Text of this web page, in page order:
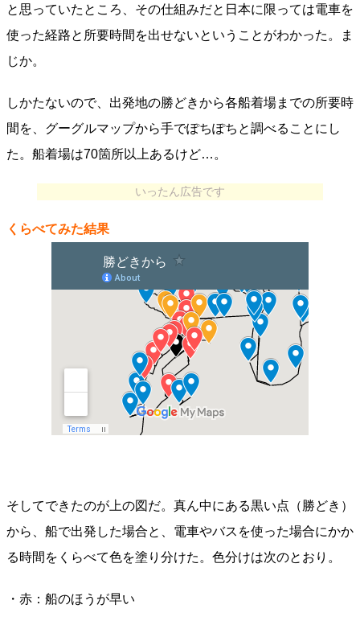
と思っていたところ、その仕組みだと日本に限っては電車を
使った経路と所要時間を出せないということがわかった。ま
じか。
しかたないので、出発地の勝どきから各船着場までの所要時
間を、グーグルマップから手でぽちぽちと調べることにし
た。船着場は70箇所以上あるけど…。
いったん広告です
くらべてみた結果
そしてできたのが上の図だ。真ん中にある黒い点（勝どき）
から、船で出発した場合と、電車やバスを使った場合にかか
る時間をくらべて色を塗り分けた。色分けは次のとおり。
・赤：船のほうが早い